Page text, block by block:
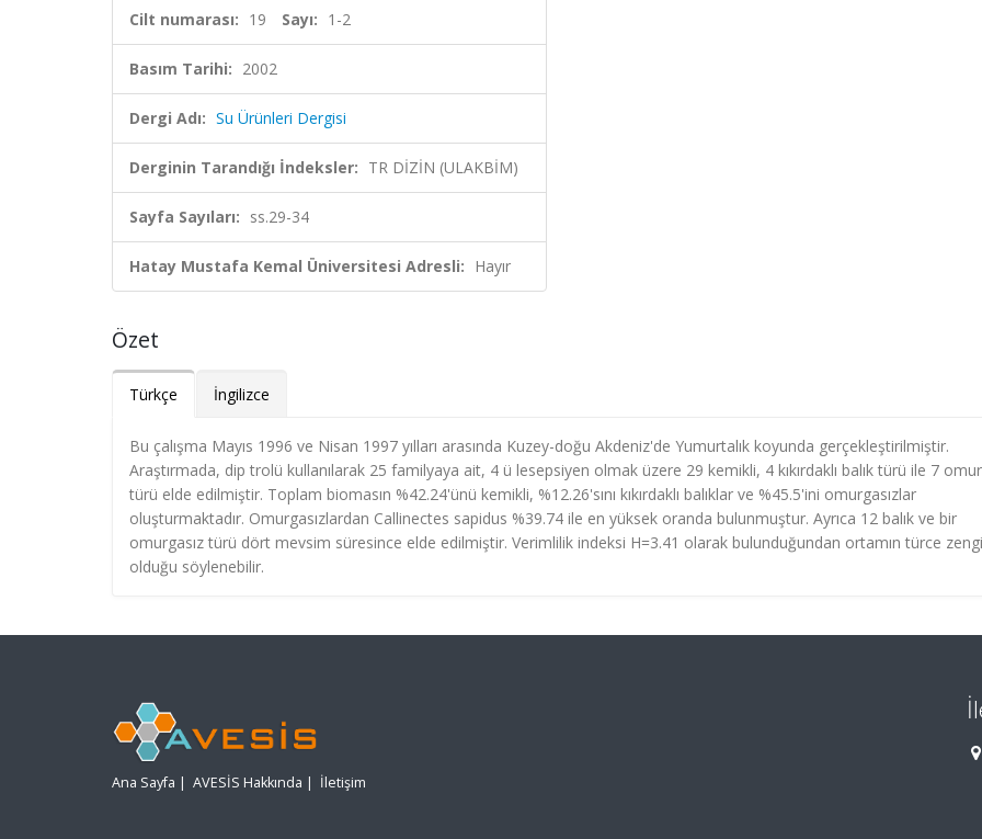
Cilt numarası: 19 Sayı: 1-2
Basım Tarihi: 2002
Dergi Adı: Su Ürünleri Dergisi
Derginin Tarandığı İndeksler: TR DİZİN (ULAKBİM)
Sayfa Sayıları: ss.29-34
Hatay Mustafa Kemal Üniversitesi Adresli: Hayır
Özet
Türkçe İngilizce
Bu çalışma Mayıs 1996 ve Nisan 1997 yılları arasında Kuzey-doğu Akdeniz'de Yumurtalık koyunda gerçekleştirilmiştir.
Araştırmada, dip trolü kullanılarak 25 familyaya ait, 4 ü lesepsiyen olmak üzere 29 kemikli, 4 kıkırdaklı balık türü ile 7
türü elde edilmiştir. Toplam biomasın %42.24'ünü kemikli, %12.26'sını kıkırdaklı balıklar ve %45.5'ini omurgasızlar
oluşturmaktadır. Omurgasızlardan Callinectes sapidus %39.74 ile en yüksek oranda bulunmuştur. Ayrıca 12 balık ve bir
omurgasız türü dört mevsim süresince elde edilmiştir. Verimlilik indeksi H=3.41 olarak bulunduğundan ortamın türce
olduğu söylenebilir.
Ana Sayfa | AVESİS Hakkında | İletişim